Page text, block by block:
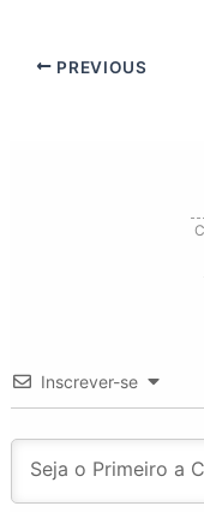
PREVIOUS
Inscrever-se